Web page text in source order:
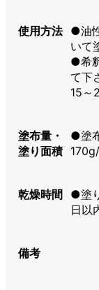
使用方法 ●油
いて
●希
て下
15～
塗布量・
塗り面積
●塗
乾燥時間 ●塗
日以
備考